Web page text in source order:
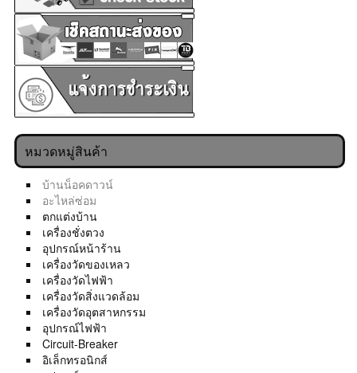
หมวดหมู่สินค้า
บ้านน็อคดาวน์
อะไหล่ซ่อม
ตกแต่งบ้าน
เครื่องชั่งตวง
อุปกรณ์หน้าร้าน
เครื่องวัดของเหลว
เครื่องวัดไฟฟ้า
เครื่องวัดสิ่งแวดล้อม
เครื่องวัดอุตสาหกรรม
อุปกรณ์ไฟฟ้า
Circuit-Breaker
อิเล็กทรอนิกส์